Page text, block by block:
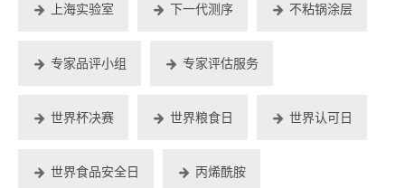
上海实验室 下一代测序 不粘锅涂层
专家品评小组 专家评估服务
世界杯决赛 世界粮食日 世界认可日
世界食品安全日 丙烯酰胺